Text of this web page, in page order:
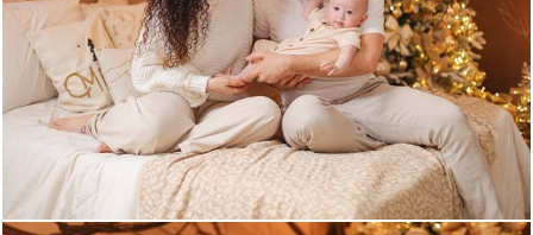
576 0